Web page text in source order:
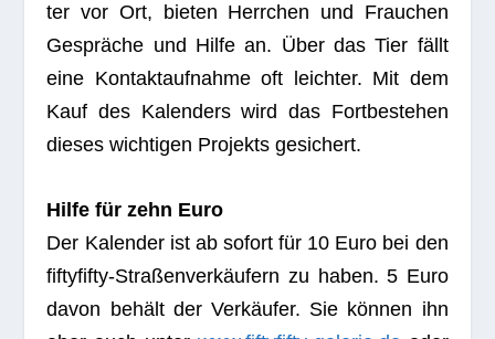
ter vor Ort, bie­ten Herr­chen und Frau­chen
Gesprä­che und Hilfe an. Über das Tier fällt
eine Kon­takt­auf­nahme oft leich­ter. Mit dem
Kauf des Kalen­ders wird das Fort­be­stehen
die­ses wich­ti­gen Pro­jekts gesichert.
Hilfe für zehn Euro
Der Kalen­der ist ab sofort für 10 Euro bei den
fif­ty­fifty-Stra­ßen­ver­käu­fern zu haben. 5 Euro
davon behält der Ver­käu­fer. Sie kön­nen ihn